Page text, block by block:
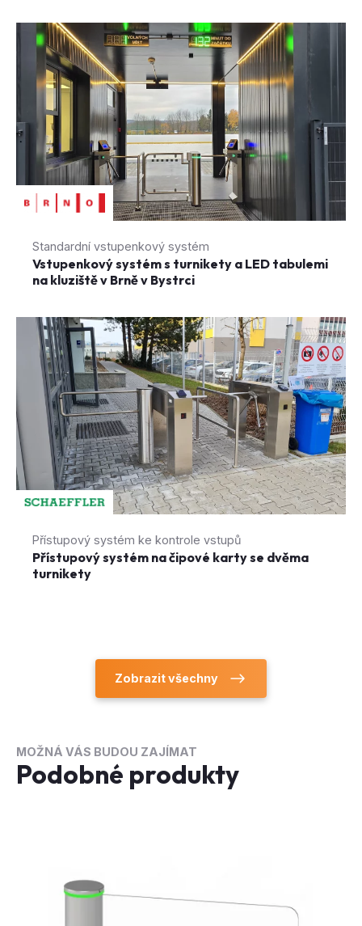
Standardní vstupenkový systém
Vstupenkový systém s turnikety a LED tabulemi
na kluziště v Brně v Bystrci
Přístupový systém ke kontrole vstupů
Přístupový systém na čipové karty se dvěma
turnikety
Zobrazit všechny
MOŽNÁ VÁS BUDOU ZAJÍMAT
Podobné produkty